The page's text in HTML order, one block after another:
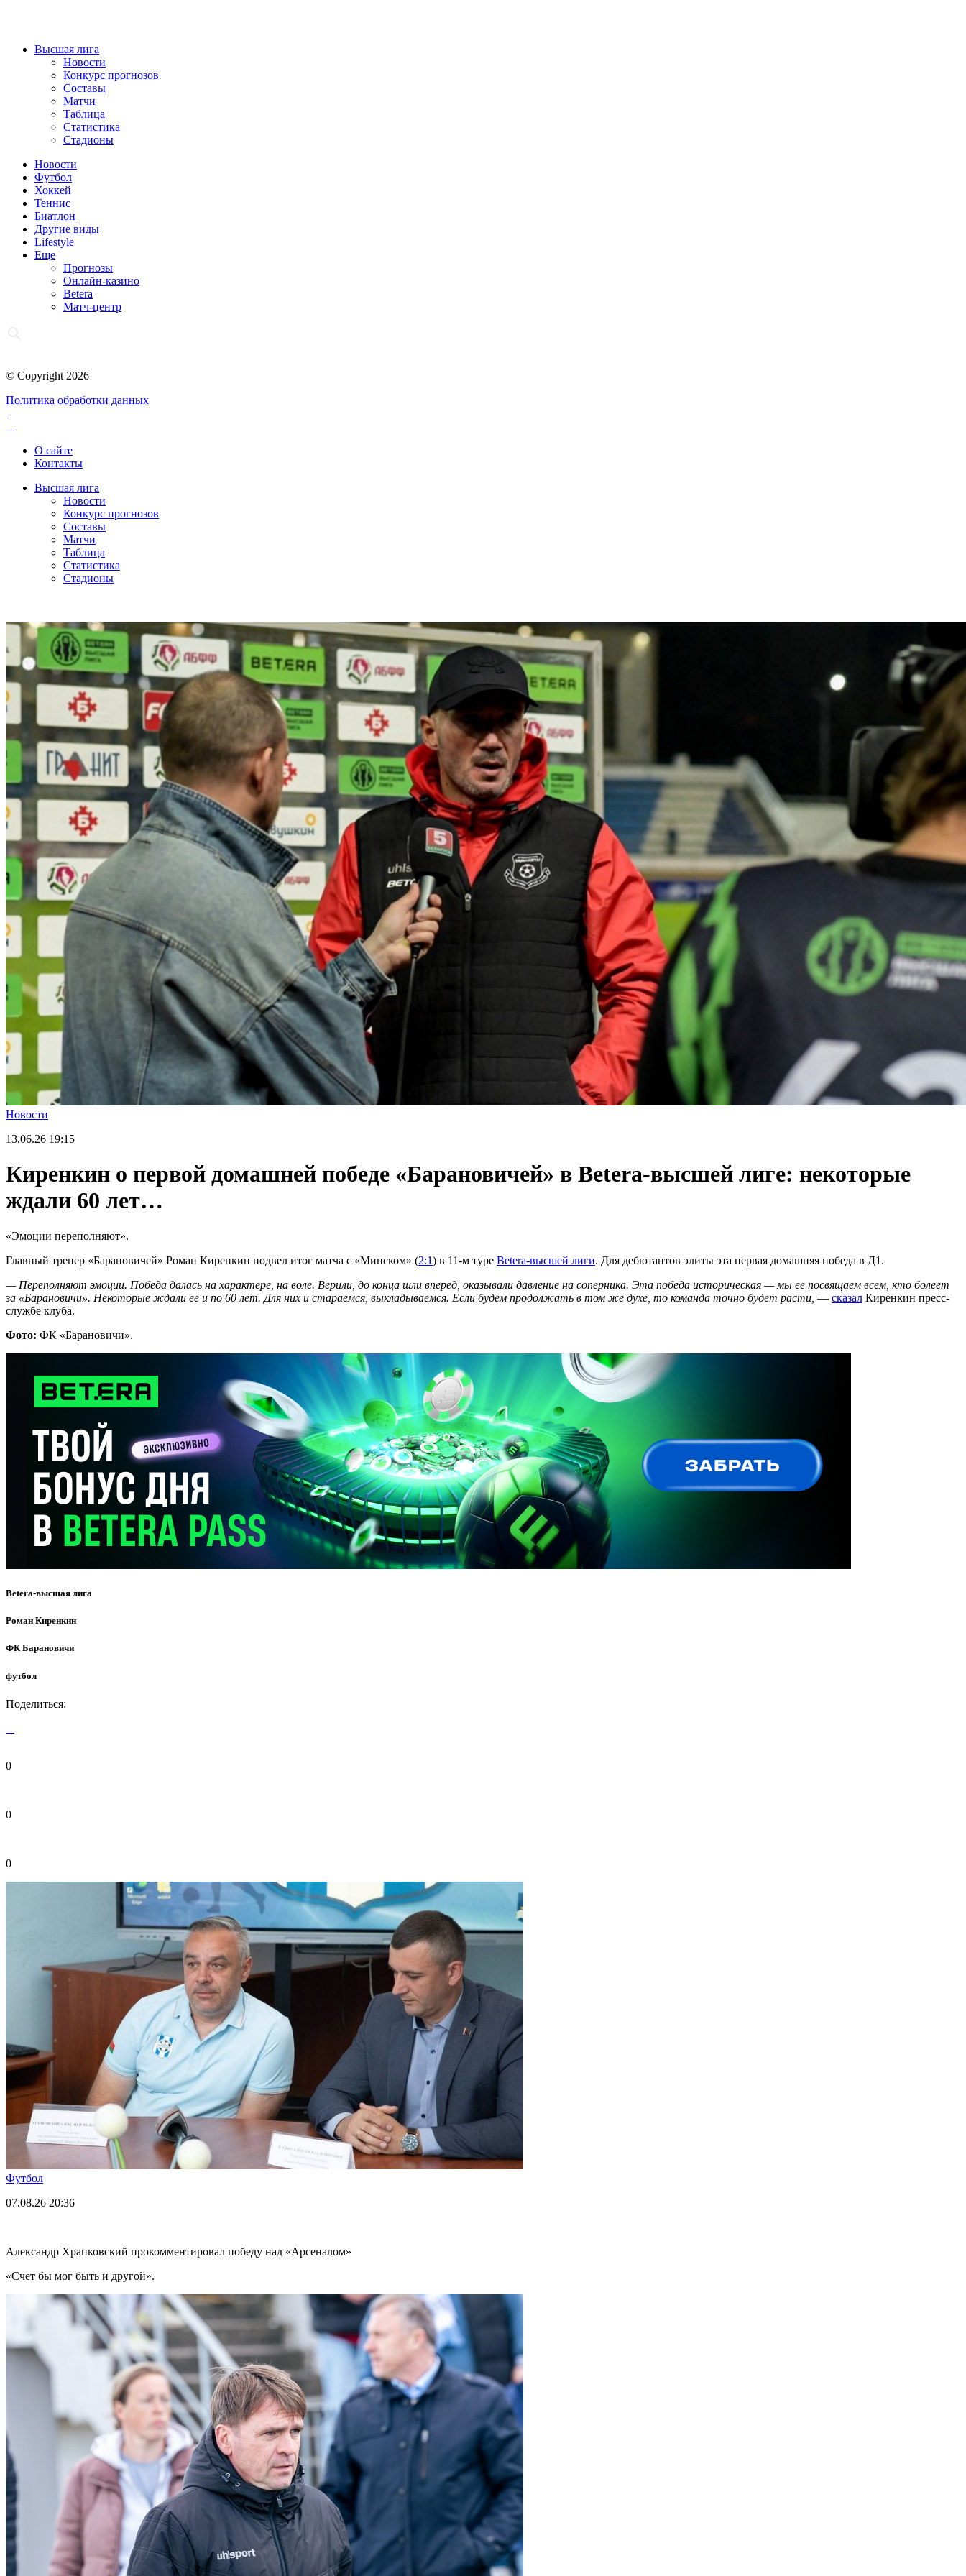
Высшая лига
Новости
Конкурс прогнозов
Составы
Матчи
Таблица
Статистика
Стадионы
Новости
Футбол
Хоккей
Теннис
Биатлон
Другие виды
Lifestyle
Еще
Прогнозы
Онлайн-казино
Betera
Матч-центр
© Copyright 2026
Политика обработки данных
О сайте
Контакты
Высшая лига
Новости
Конкурс прогнозов
Составы
Матчи
Таблица
Статистика
Стадионы
Новости
13.06.26 19:15
Киренкин о первой домашней победе «Барановичей» в Betera-высшей лиге: некоторые
ждали 60 лет…
«Эмоции переполняют».
Главный тренер «Барановичей» Роман Киренкин подвел итог матча с «Минском» (2:1) в 11-м туре Betera-высшей лиги. Для дебютантов элиты эта первая домашняя победа в Д1.
— Переполняют эмоции. Победа далась на характере, на воле. Верили, до конца шли вперед, оказывали давление на соперника. Эта победа историческая — мы ее посвящаем всем, кто болеет
за «Барановичи». Некоторые ждали ее и по 60 лет. Для них и стараемся, выкладываемся. Если будем продолжать в том же духе, то команда точно будет расти, — сказал Киренкин пресс-
службе клуба.
Фото: ФК «Барановичи».
Betera-высшая лига
Роман Киренкин
ФК Барановичи
футбол
Поделиться:
0
0
0
Футбол
07.08.26 20:36
Александр Храпковский прокомментировал победу над «Арсеналом»
«Счет бы мог быть и другой».